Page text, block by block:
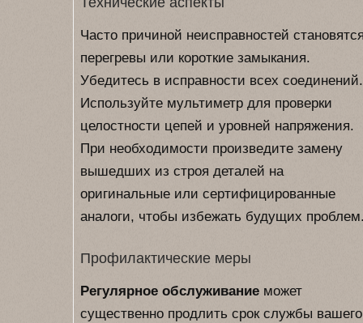
Часто причиной неисправностей
перегревы или короткие замыкания.
Убедитесь в исправности всех соединений.
Используйте мультиметр для проверки
целостности цепей и уровней напряжения.
При необходимости произведите замену
вышедших из строя деталей на
оригинальные или сертифицированные
аналоги, чтобы избежать будущих
Профилактические меры
Регулярное обслуживание может
существенно продлить срок службы вашего